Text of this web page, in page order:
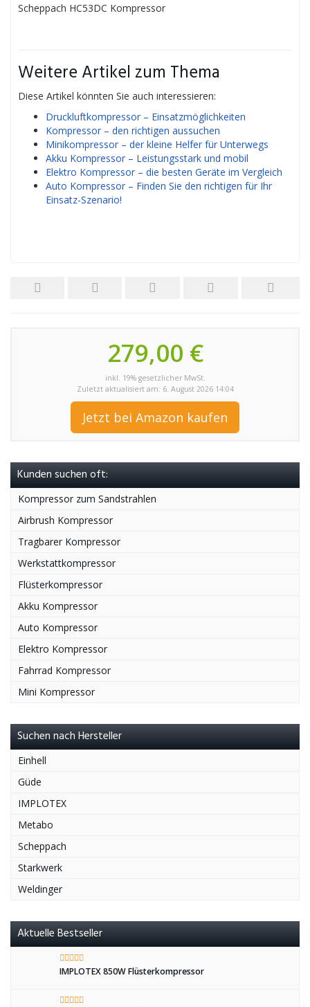
Scheppach HC53DC Kompressor
Weitere Artikel zum Thema
Diese Artikel könnten Sie auch interessieren:
Druckluftkompressor – Einsatzmöglichkeiten
Kompressor – den richtigen aussuchen
Minikompressor – der kleine Helfer für Unterwegs
Akku Kompressor – Leistungsstark und mobil
Elektro Kompressor – die besten Geräte im Vergleich
Auto Kompressor – Finden Sie den richtigen für Ihr
Einsatz-Szenario!
279,00 €
inkl. 19% gesetzlicher MwSt.
Zuletzt aktualisiert am: 6. August 2026 14:04
Jetzt bei Amazon kaufen
Kunden suchen oft:
Kompressor zum Sandstrahlen
Airbrush Kompressor
Tragbarer Kompressor
Werkstattkompressor
Flüsterkompressor
Akku Kompressor
Auto Kompressor
Elektro Kompressor
Fahrrad Kompressor
Mini Kompressor
Suchen nach Hersteller
Einhell
Güde
IMPLOTEX
Metabo
Scheppach
Starkwerk
Weldinger
Aktuelle Bestseller
IMPLOTEX 850W Flüsterkompressor